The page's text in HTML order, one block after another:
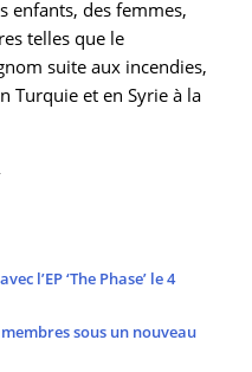
enfants, des femmes,
telles que le
suite aux incendies,
Turquie et en Syrie à la
l’EP ‘The Phase’ le 4
sous un nouveau